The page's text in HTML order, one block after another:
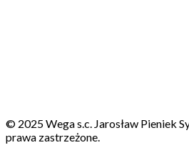
© 2025 Wega s.c. Jarosław Pieniek
prawa zastrzeżone.